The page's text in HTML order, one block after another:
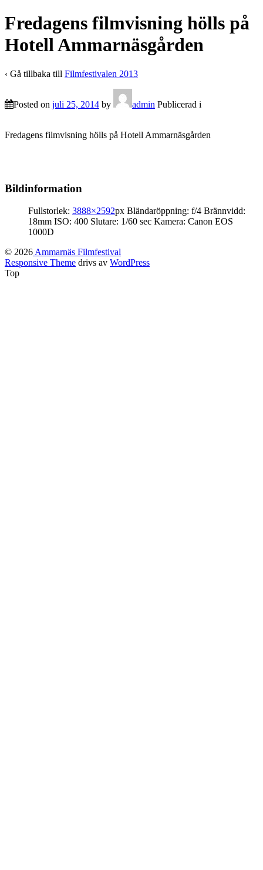
Fredagens filmvisning hölls på
Hotell Ammarnäsgården
‹ Gå tillbaka till Filmfestivalen 2013
Posted on juli 25, 2014 by admin Publicerad i
Fredagens filmvisning hölls på Hotell Ammarnäsgården
Bildinformation
Fullstorlek: 3888×2592px Bländaröppning: f/4 Brännvidd:
18mm ISO: 400 Slutare: 1/60 sec Kamera: Canon EOS
1000D
© 2026 Ammarnäs Filmfestival
Responsive Theme drivs av WordPress
Top